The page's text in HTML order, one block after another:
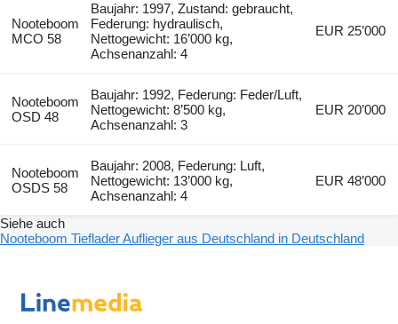
Nooteboom
MCO 58
Baujahr: 1997, Zustand: gebraucht,
Federung: hydraulisch,
Nettogewicht: 16’000 kg,
Achsenanzahl: 4
EUR 25’000
Nooteboom
OSD 48
Baujahr: 1992, Federung: Feder/Luft,
Nettogewicht: 8’500 kg,
Achsenanzahl: 3
EUR 20’000
Nooteboom
OSDS 58
Baujahr: 2008, Federung: Luft,
Nettogewicht: 13’000 kg,
Achsenanzahl: 4
EUR 48’000
Siehe auch
Nooteboom Tieflader Auflieger aus Deutschland in Deutschland